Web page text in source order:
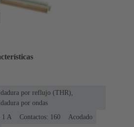
por reflujo (THR),
por ondas
‌1 A
Contactos: 160
Acodado